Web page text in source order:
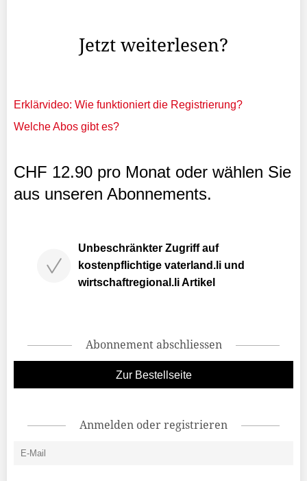
Jetzt weiterlesen?
Erklärvideo: Wie funktioniert die Registrierung?
Welche Abos gibt es?
CHF 12.90 pro Monat oder wählen Sie
aus unseren Abonnements.
Unbeschränkter Zugriff auf
kostenpflichtige vaterland.li und
wirtschaftregional.li Artikel
Abonnement abschliessen
Zur Bestellseite
Anmelden oder registrieren